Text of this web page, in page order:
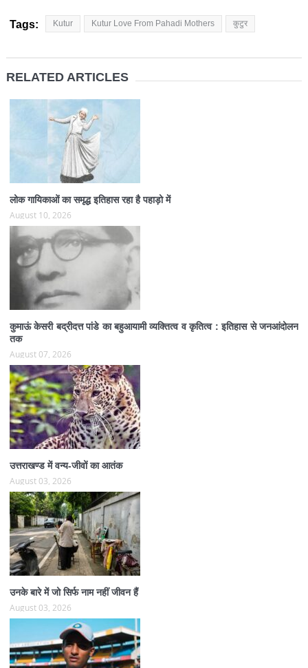
Tags: Kutur Kutur Love From Pahadi Mothers कुटुर
RELATED ARTICLES
लोक गायिकाओं का समृद्ध इतिहास रहा है पहाड़ो में
August 10, 2026
कुमाऊं केसरी बद्रीदत्त पांडे का बहुआयामी व्यक्तित्व व कृतित्व : इतिहास से जनआंदोलन
तक
August 07, 2026
उत्तराखण्ड में वन्य-जीवों का आतंक
August 03, 2026
उनके बारे में जो सिर्फ नाम नहीं जीवन हैं
August 03, 2026